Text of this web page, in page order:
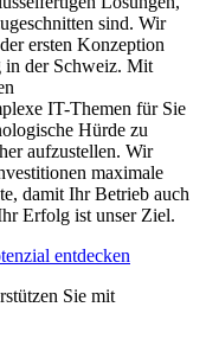
sind. Wir
ersten Konzeption
in der Schweiz. Mit
IT-Themen für Sie
Hürde zu
aufzustellen. Wir
maximale
damit Ihr Betrieb auch
Erfolg ist unser Ziel.
entdecken
Sie mit